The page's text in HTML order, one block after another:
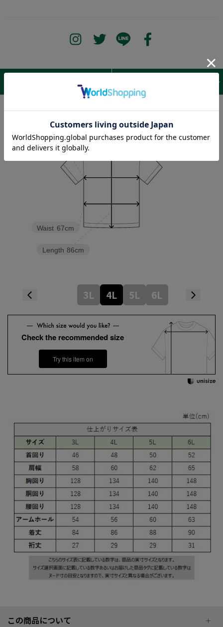
Length 86cm
Waist 67cm
Width 67cm
Shoulder width 60cm
3L 4L 5L 6L
Check the recommended size
Try this item on
この商品について